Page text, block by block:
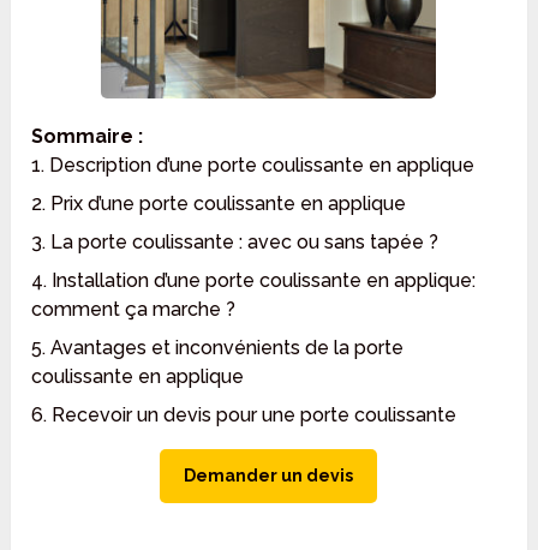
Sommaire :
1. Description d’une porte coulissante en applique
2. Prix d’une porte coulissante en applique
3. La porte coulissante : avec ou sans tapée ?
4. Installation d’une porte coulissante en applique:
comment ça marche ?
5. Avantages et inconvénients de la porte
coulissante en applique
6. Recevoir un devis pour une porte coulissante
Demander un devis